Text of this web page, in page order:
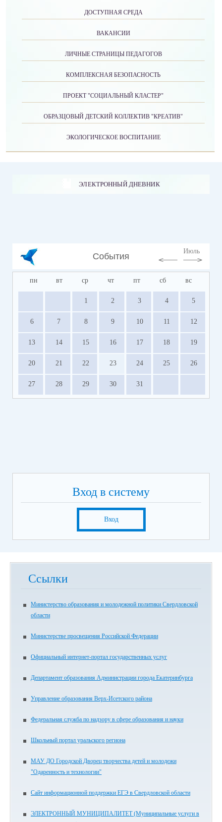
ДОСТУПНАЯ СРЕДА
ВАКАНСИИ
ЛИЧНЫЕ СТРАНИЦЫ ПЕДАГОГОВ
КОМПЛЕКСНАЯ БЕЗОПАСНОСТЬ
ПРОЕКТ "СОЦИАЛЬНЫЙ КЛАСТЕР"
ОБРАЗЦОВЫЙ ДЕТСКИЙ КОЛЛЕКТИВ "КРЕАТИВ"
ЭКОЛОГИЧЕСКОЕ ВОСПИТАНИЕ
ЭЛЕКТРОННЫЙ ДНЕВНИК
События
Июль
пн вт ср чт пт сб вс
1 2 3 4 5
6 7 8 9 10 11 12
13 14 15 16 17 18 19
20 21 22 23 24 25 26
27 28 29 30 31
Вход в систему
Вход
Ссылки
Министерство образования и молодежной политики Свердловской
области
Министерстве просвещения Российской Федерации
Официальный интернет-портал государственных услуг
Департамент образования Администрации города Екатеринбурга
Управление образования Верх-Исетского района
Федеральная служба по надзору в сфере образования и науки
Школьный портал уральского региона
МАУ ДО Городской Дворец творчества детей и молодежи
"Одаренность и технологии"
Сайт информационной поддержки ЕГЭ в Свердловской области
ЭЛЕКТРОННЫЙ МУНИЦИПАЛИТЕТ (Муниципальные услуги в